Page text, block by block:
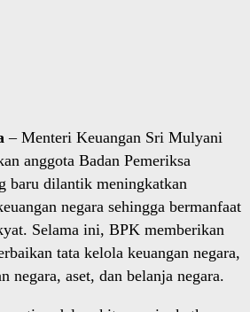
– Menteri Keuangan Sri Mulyani
anggota Badan Pemeriksa
baru dilantik meningkatkan
negara sehingga bermanfaat
Selama ini, BPK memberikan
tata kelola keuangan negara,
negara, aset, dan belanja negara.